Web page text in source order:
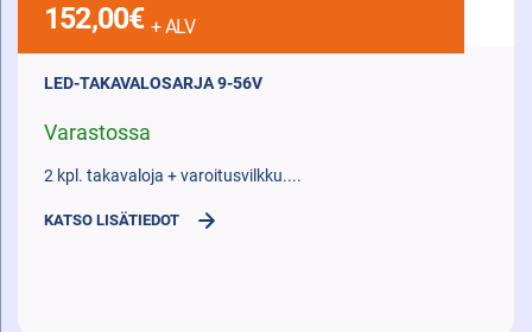
152,00€ + ALV
LED-TAKAVALOSARJA 9-56V
Varastossa
2 kpl. takavaloja + varoitusvilkku....
KATSO LISÄTIEDOT